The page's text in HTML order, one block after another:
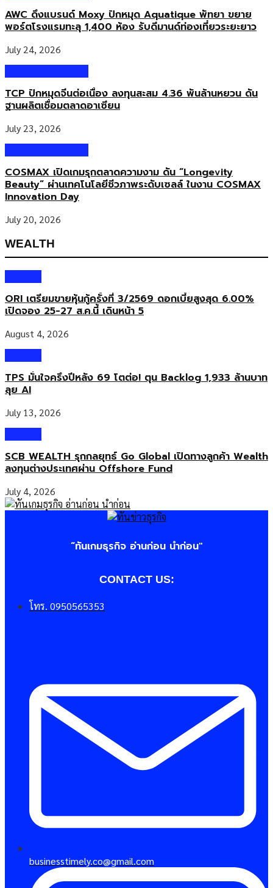
AWC ดึงแบรนด์ Moxy ปักหมุด Aquatique พัทยา ขยาย
พอร์ตโรงแรมทะลุ 1,400 ห้อง รับดีมานด์ท่องเที่ยวระยะยาว
July 24, 2026
TCP ปักหมุดจีนต่อเนื่อง ลงทุนสะสม 4.36 พันล้านหยวน ดัน
ฐานผลิตเชื่อมตลาดอาเซียน
July 23, 2026
COSMAX เปิดเกมรุกตลาดความงาม ดัน “Longevity
Beauty” ผ่านเทคโนโลยีชีวภาพระดับเซลล์ ในงาน COSMAX
Innovation Day
July 20, 2026
WEALTH
ORI เตรียมขายหุ้นกู้ครั้งที่ 3/2569 ดอกเบี้ยสูงสุด 6.00%
เปิดจอง 25-27 ส.ค.นี้ เดินหน้า 5
August 4, 2026
TPS มั่นใจครึ่งปีหลัง 69 โตต่อ! ตุน Backlog 1,933 ล้านบาท
ลุย AI
July 13, 2026
SCB WEALTH รุกกลยุทธ์ Go Global เปิดทางลูกค้า Wealth
ลงทุนต่างประเทศผ่าน Offshore Fund
July 4, 2026
“ทันเกมธุรกิจ อ่านก่อน นำก่อน"
CONTACT US:
โทร. 0950565353
businesstimely.co@gmail.com